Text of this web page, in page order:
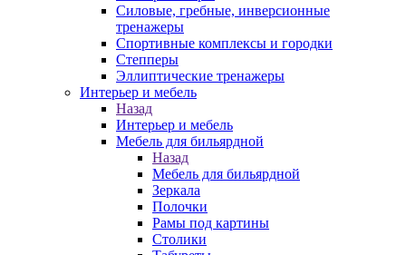
Силовые, гребные, инверсионные
тренажеры
Спортивные комплексы и городки
Степперы
Эллиптические тренажеры
Интерьер и мебель
Назад
Интерьер и мебель
Мебель для бильярдной
Назад
Мебель для бильярдной
Зеркала
Полочки
Рамы под картины
Столики